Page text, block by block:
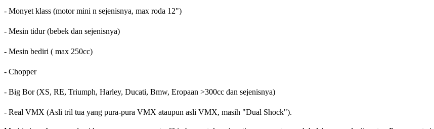
- Monyet klass (motor mini n sejenisnya, max roda 12")
- Mesin tidur (bebek dan sejenisnya)
- Mesin bediri ( max 250cc)
- Chopper
- Big Bor (XS, RE, Triumph, Harley, Ducati, Bmw, Eropaan >300cc dan sejenisnya)
- Real VMX (Asli tril tua yang pura-pura VMX ataupun asli VMX, masih "Dual Shock").